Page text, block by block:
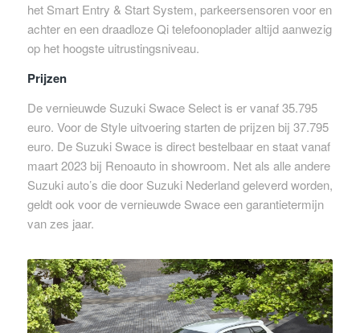
het Smart Entry & Start System, parkeersensoren voor en
achter en een draadloze Qi telefoonoplader altijd aanwezig
op het hoogste uitrustingsniveau.
Prijzen
De vernieuwde Suzuki Swace Select is er vanaf 35.795
euro. Voor de Style uitvoering starten de prijzen bij 37.795
euro. De Suzuki Swace is direct bestelbaar en staat vanaf
maart 2023 bij Renoauto in showroom. Net als alle andere
Suzuki auto’s die door Suzuki Nederland geleverd worden,
geldt ook voor de vernieuwde Swace een garantietermijn
van zes jaar.